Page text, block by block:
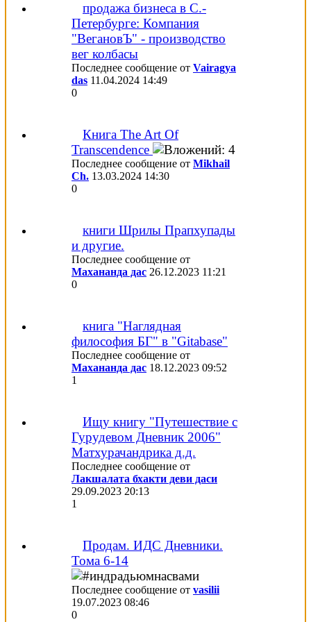
продажа бизнеса в С.-
Петербурге: Компания
"ВегановЪ" - производство
вег колбасы
Последнее сообщение от Vairagya
das 11.04.2024 14:49
0
Книга The Art Of
Transcendence
Последнее сообщение от Mikhail
Ch. 13.03.2024 14:30
0
книги Шрилы Прапхупады
и другие.
Последнее сообщение от
Махананда дас 26.12.2023 11:21
0
книга "Наглядная
философия БГ" в "Gitabase"
Последнее сообщение от
Махананда дас 18.12.2023 09:52
1
Ищу книгу "Путешествие с
Гурудевом Дневник 2006"
Матхурачандрика д.д.
Последнее сообщение от
Лакшалата бхакти деви даси
29.09.2023 20:13
1
Продам. ИДС Дневники.
Тома 6-14
Последнее сообщение от vasilii
19.07.2023 08:46
0